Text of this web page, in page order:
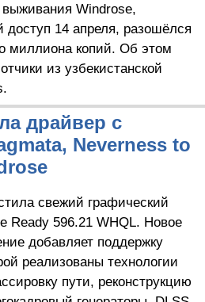
Windrose,
14 апреля, разошёлся
миллиона копий. Об этом
из узбекистанской
драйвер с
Neverness to
свежий графический
Ready 596.21 WHQL. Новое
добавляет поддержку
реализованы технологии
пути, реконструкцию